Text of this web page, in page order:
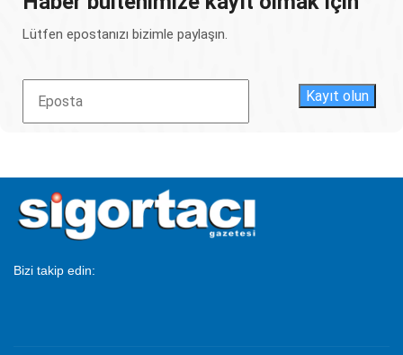
Lütfen epostanızı bizimle paylaşın.
Kayıt olun
Bizi takip edin: